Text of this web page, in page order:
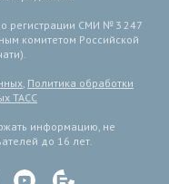
регистрации СМИ № 3 247
комитетом Российской
, Политика обработки
ТАСС
информацию, не
до 16 лет.